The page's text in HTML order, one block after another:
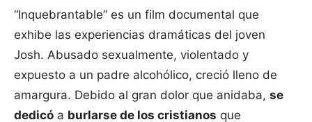
“Inquebrantable” es un film documental que
exhibe las experiencias dramáticas del joven
Josh. Abusado sexualmente, violentado y
expuesto a un padre alcohólico, creció lleno de
amargura. Debido al gran dolor que anidaba, se
dedicó a burlarse de los cristianos que